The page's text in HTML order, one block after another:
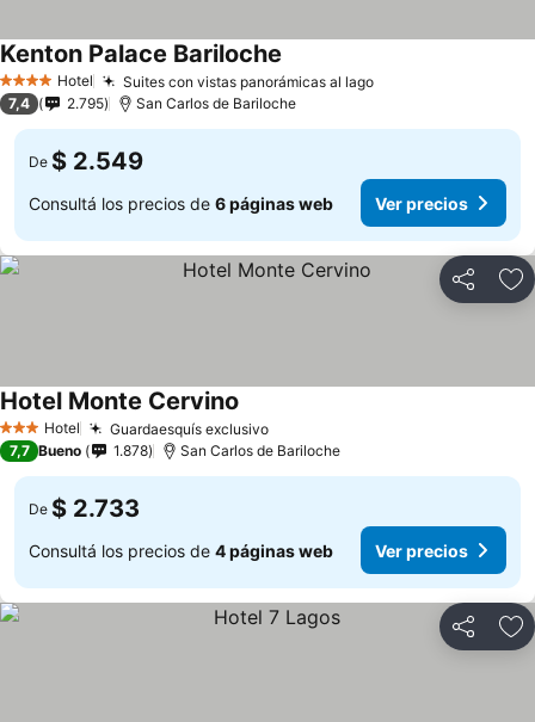
4 EstrellasHotel Suites con vistas panorámicas al lago
Kenton Palace Bariloche
7,4 2.795 San Carlos de Bariloche
De $ 2.549
Consultá los precios de 6 páginas web Ver precios
Compartir
3 Estrellas
Hotel Guardaesquís exclusivo
Hotel Monte Cervino
7,7 Bueno 1.878 San Carlos de Bariloche
De $ 2.733
Consultá los precios de 4 páginas web Ver precios
Compartir